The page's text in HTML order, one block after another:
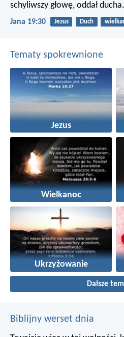
schyliwszy głowę, oddał ducha.
Jana 19:30 Jezus Duch
Tematy spokrewnione
Jezus
Wielkanoc
Ukrzyżowanie
Dalsze
Biblijny werset dnia